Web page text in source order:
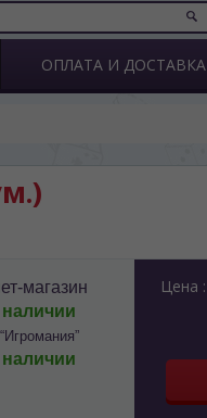
ОПЛАТА И ДОСТАВКА
Цена :
магазин
наличии
наличии